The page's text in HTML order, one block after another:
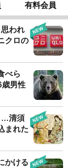
有料会員
われ
クロの
べら
男性
…清須
まれた
かける